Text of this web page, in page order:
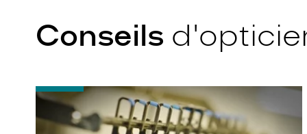
Conseils
-
Quel
indice
d’amincissement